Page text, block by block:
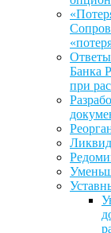
Банка
при